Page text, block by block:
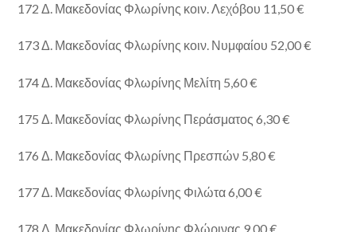
172 Δ. Μακεδονίας Φλωρίνης κοιν. Λεχόβου 11,50 €
173 Δ. Μακεδονίας Φλωρίνης κοιν. Νυμφαίου 52,00 €
174 Δ. Μακεδονίας Φλωρίνης Μελίτη 5,60 €
175 Δ. Μακεδονίας Φλωρίνης Περάσματος 6,30 €
176 Δ. Μακεδονίας Φλωρίνης Πρεσπών 5,80 €
177 Δ. Μακεδονίας Φλωρίνης Φιλώτα 6,00 €
178 Δ. Μακεδονίας Φλωρίνης Φλώρινας 9,00 €